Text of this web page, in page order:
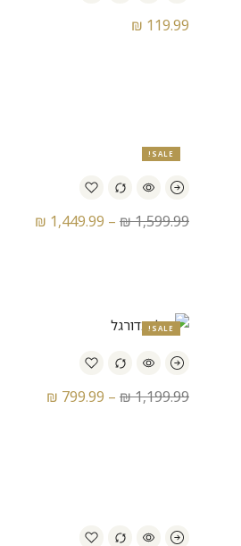
₪ 119.99
SALE!
₪1,599.99
–
₪ 1,449.99
SALE!
₪1,199.99
–
₪ 799.99